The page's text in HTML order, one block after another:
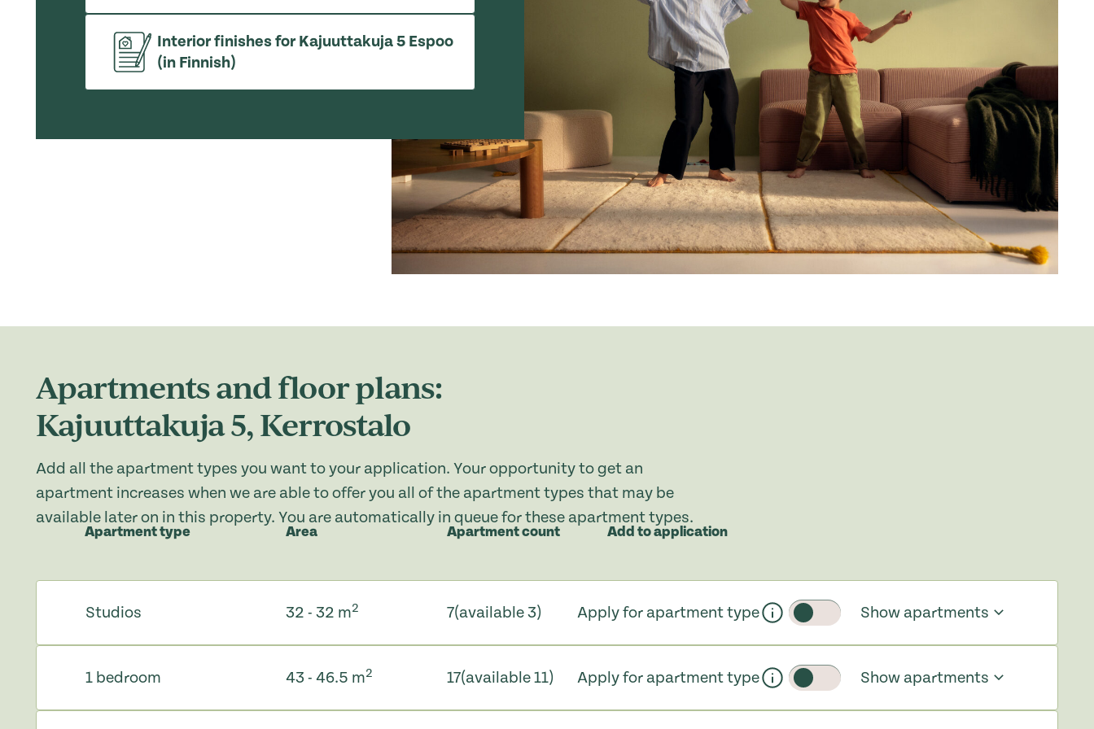
Interior finishes for Kajuuttakuja 5 Espoo
(in Finnish)
Apartments and floor plans:
Kajuuttakuja 5, Kerrostalo
Add all the apartment types you want to your application. Your opportunity to get an
apartment increases when we are able to offer you all of the apartment types that may be
available later on in this property. You are automatically in queue for these apartment types.
Apartment type Area Apartment count Add to application
Studios 32 - 32 m2 7(available 3) Show apartments
Apply for apartment type
Toggle slider
1 bedroom 43 - 46.5 m2 17(available 11) Show apartments
Apply for apartment type
Toggle slider